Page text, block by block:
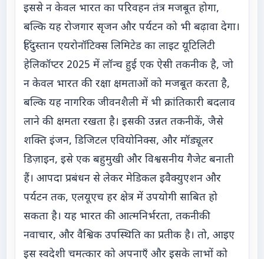
इससे न केवल भारत का परिवहन तंत्र मजबूत होगा,
बल्कि यह रोजगार सृजन और पर्यटन को भी बढ़ावा देगा।
हिंदुस्तान एयरोनॉटिक्स लिमिटेड का लाइट यूटिलिटी
हेलिकॉप्टर 2025 में लॉन्च हुई एक ऐसी तकनीक है, जो
न केवल भारत की रक्षा क्षमताओं को मजबूत करता है,
बल्कि यह नागरिक जीवनशैली में भी क्रांतिकारी बदलाव
लाने की क्षमता रखता है। इसकी उन्नत तकनीकें, जैसे
शक्ति इंजन, डिजिटल एवियोनिक्स, और मॉड्यूलर
डिज़ाइन, इसे एक बहुमुखी और विश्वसनीय गैजेट बनाती
हैं। आपदा प्रबंधन से लेकर मेडिकल इवैक्युएशन और
पर्यटन तक, एलयूएच हर क्षेत्र में उपयोगी साबित हो
सकता है। यह भारत की आत्मनिर्भरता, तकनीकी
नवाचार, और वैश्विक उपस्थिति का प्रतीक है। तो, आइए
इस स्वदेशी चमत्कार को अपनाएँ और इसके लाभों को